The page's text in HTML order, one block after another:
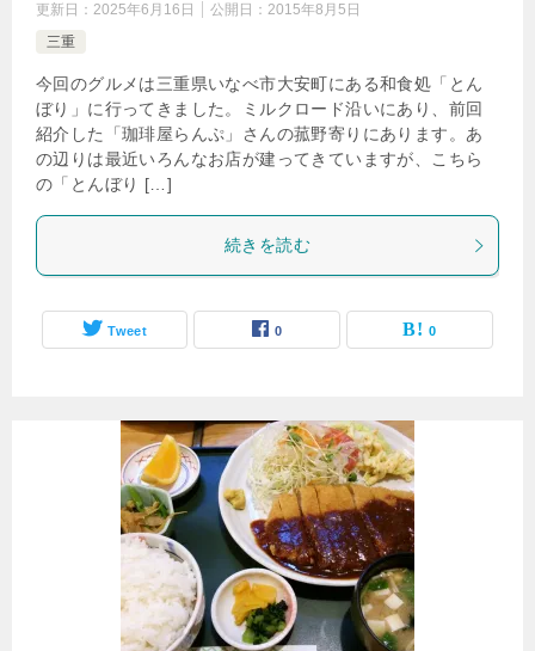
更新日： 2025年6月16日 公開日： 2015年8月5日
三重
今回のグルメは三重県いなべ市大安町にある和食処「とん
ぼり」に行ってきました。ミルクロード沿いにあり、前回
紹介した「珈琲屋らんぷ」さんの菰野寄りにあります。あ
の辺りは最近いろんなお店が建ってきていますが、こちら
の「とんぼり […]
続きを読む
Tweet 0 0